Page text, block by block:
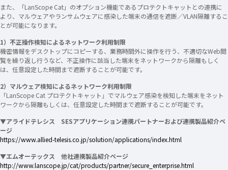
また、「LanScope Cat」のオプション機能であるプロテクトキャットとの連携に
より、マルウェアやランサムウェアに感染した端末の通信を遮断／VLAN隔離するこ
とが可能になります。
1）不正操作検知によるネットワーク利用制限
機密情報をデスクトップにコピーする、業務時間外に操作を行う、不適切なWeb閲
覧を繰り返し行うなど、不正操作に該当した端末をネットワークから隔離もしく
は、任意設定した時間まで遮断することが可能です。
2）マルウェア検知によるネットワーク利用制限
「LanScope Cat プロテクトキャット」でマルウェア感染を検知した端末をネット
ワークから隔離もしくは、任意設定した時間まで遮断することが可能です。
▼アライドテレシス SESアプリケーション連携パートナーおよび連携製品紹介ペ
ージ
https://www.allied-telesis.co.jp/solution/applications/index.html
▼エムオーテックス 他社連携製品紹介ページ
http://www.lanscope.jp/cat/products/partner/secure_enterprise.html